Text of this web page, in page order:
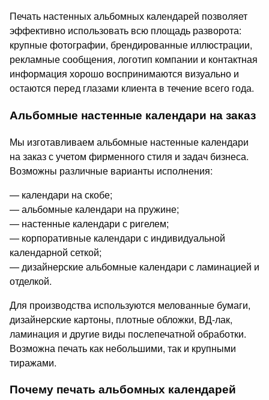
Печать настенных альбомных календарей позволяет
эффективно использовать всю площадь разворота:
крупные фотографии, брендированные иллюстрации,
рекламные сообщения, логотип компании и контактная
информация хорошо воспринимаются визуально и
остаются перед глазами клиента в течение всего года.
Альбомные настенные календари на заказ
Мы изготавливаем альбомные настенные календари
на заказ с учетом фирменного стиля и задач бизнеса.
Возможны различные варианты исполнения:
— календари на скобе;
— альбомные календари на пружине;
— настенные календари с ригелем;
— корпоративные календари с индивидуальной
календарной сеткой;
— дизайнерские альбомные календари с ламинацией и
отделкой.
Для производства используются мелованные бумаги,
дизайнерские картоны, плотные обложки, ВД-лак,
ламинация и другие виды послепечатной обработки.
Возможна печать как небольшими, так и крупными
тиражами.
Почему печать альбомных календарей